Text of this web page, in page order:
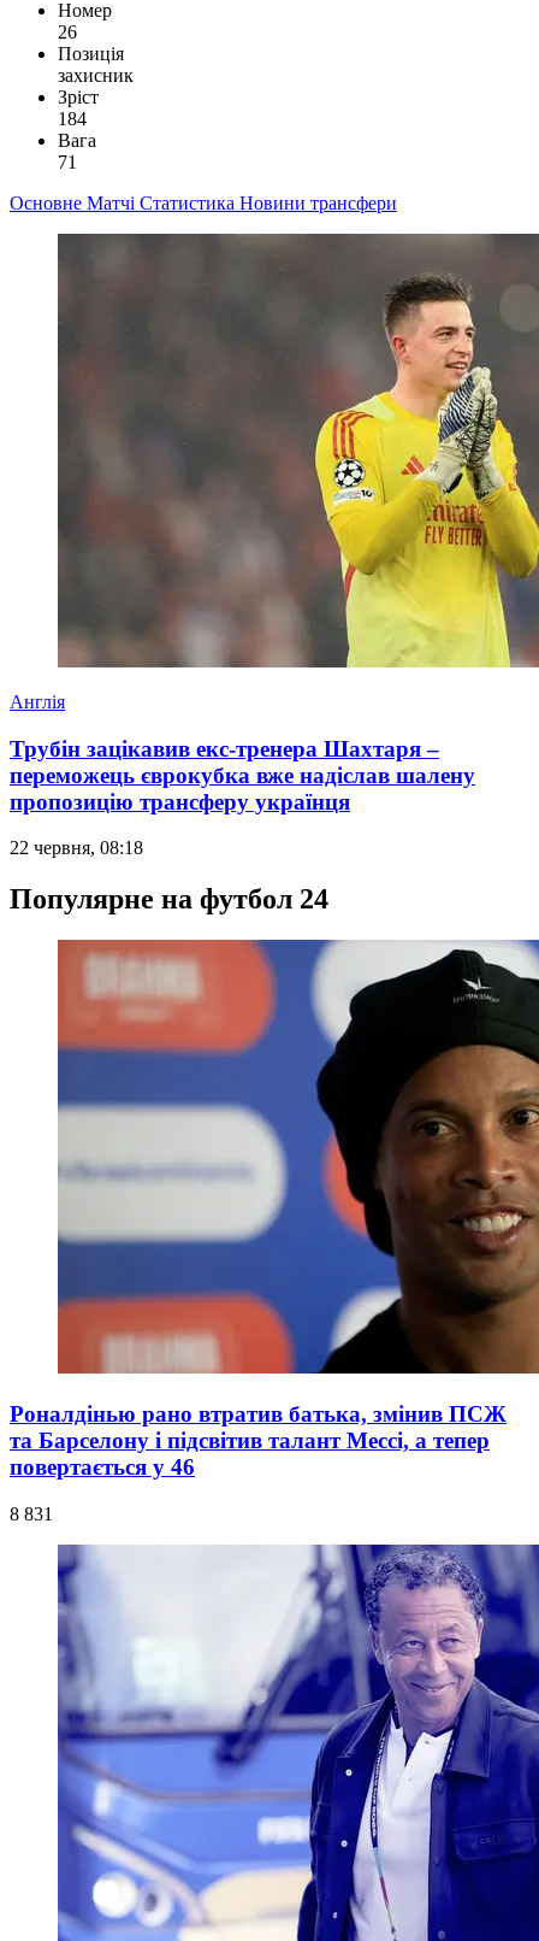
Номер
26
Позиція
захисник
Зріст
184
Вага
71
Основне Матчі Статистика Новини трансфери
Англія
Трубін зацікавив екс-тренера Шахтаря –
переможець єврокубка вже надіслав шалену
пропозицію трансферу українця
22 червня, 08:18
Популярне на футбол 24
Роналдінью рано втратив батька, змінив ПСЖ
та Барселону і підсвітив талант Мессі, а тепер
повертається у 46
8 831